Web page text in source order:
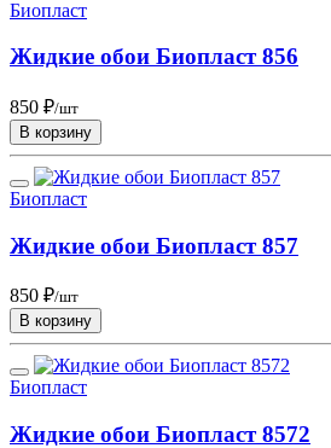
Биопласт
Жидкие обои Биопласт 856
850 ₽/шт
В корзину
Биопласт
Жидкие обои Биопласт 857
850 ₽/шт
В корзину
Биопласт
Жидкие обои Биопласт 8572